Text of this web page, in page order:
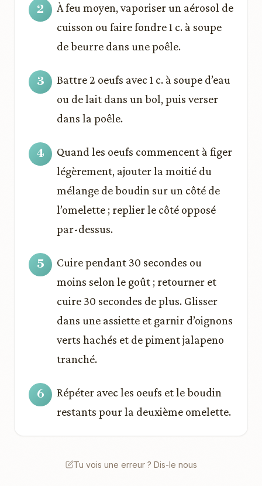
À feu moyen, vaporiser un aérosol de
cuisson ou faire fondre 1 c. à soupe
de beurre dans une poêle.
Battre 2 oeufs avec 1 c. à soupe d’eau
ou de lait dans un bol, puis verser
dans la poêle.
Quand les oeufs commencent à figer
légèrement, ajouter la moitié du
mélange de boudin sur un côté de
l’omelette ; replier le côté opposé
par-dessus.
Cuire pendant 30 secondes ou
moins selon le goût ; retourner et
cuire 30 secondes de plus. Glisser
dans une assiette et garnir d’oignons
verts hachés et de piment jalapeno
tranché.
Répéter avec les oeufs et le boudin
restants pour la deuxième omelette.
Tu vois une erreur ? Dis-le nous